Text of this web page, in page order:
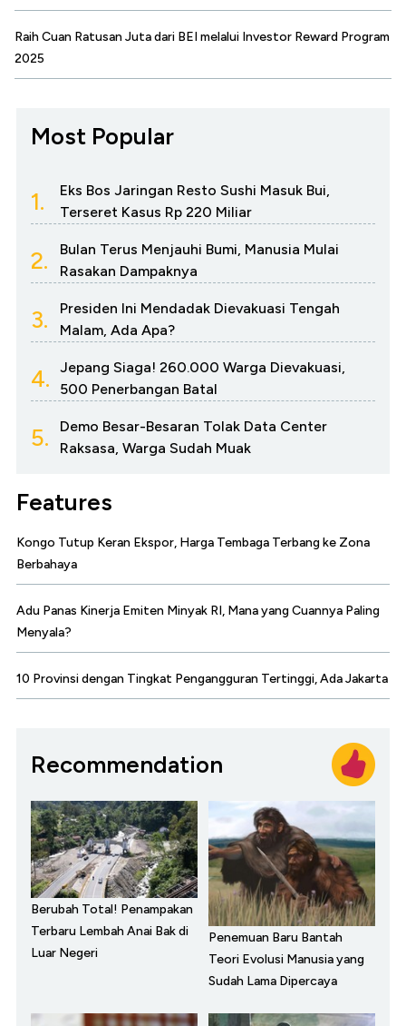
Raih Cuan Ratusan Juta dari BEI melalui Investor Reward Program
2025
Most Popular
1.
Eks Bos Jaringan Resto Sushi Masuk Bui,
Terseret Kasus Rp 220 Miliar
2.
Bulan Terus Menjauhi Bumi, Manusia Mulai
Rasakan Dampaknya
3.
Presiden Ini Mendadak Dievakuasi Tengah
Malam, Ada Apa?
4.
Jepang Siaga! 260.000 Warga Dievakuasi,
500 Penerbangan Batal
5.
Demo Besar-Besaran Tolak Data Center
Raksasa, Warga Sudah Muak
Features
Kongo Tutup Keran Ekspor, Harga Tembaga Terbang ke Zona
Berbahaya
Adu Panas Kinerja Emiten Minyak RI, Mana yang Cuannya Paling
Menyala?
10 Provinsi dengan Tingkat Pengangguran Tertinggi, Ada Jakarta
Recommendation
Berubah Total! Penampakan
Terbaru Lembah Anai Bak di
Luar Negeri
Penemuan Baru Bantah
Teori Evolusi Manusia yang
Sudah Lama Dipercaya